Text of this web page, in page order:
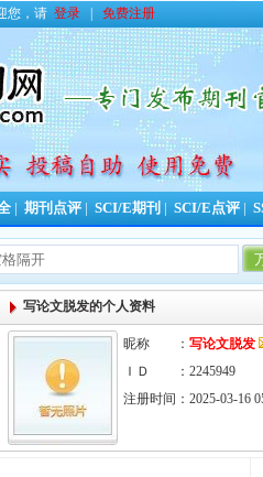
您，请 登录 免费注册
期刊点评 SCI/E期刊 SCI/E点评
今日
写论文脱发的个人资料
昵称 ： 写论文脱发
ＩＤ ：2245949
注册时间：2025-03-16